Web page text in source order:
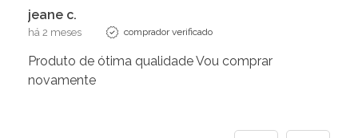
jeane c.
há 2 meses comprador verificado
Produto de ótima qualidade Vou comprar
novamente